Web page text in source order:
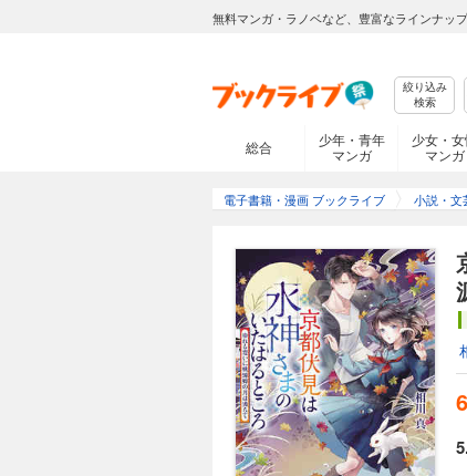
無料マンガ・ラノベなど、豊富なラインナッ
絞り込み
検索
総合
少年・青年
マンガ
少女・
マンガ
電子書籍・漫画 ブックライブ 小説・文